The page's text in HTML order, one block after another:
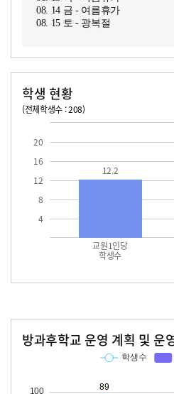
08. 14 금 - 여름휴가
08. 15 토 - 광복절
학생 현황
(전체학생수 : 208)
4
8
12
16
20
교원1인당
학생수
12.2
방과후학교 운영 계획 및 운